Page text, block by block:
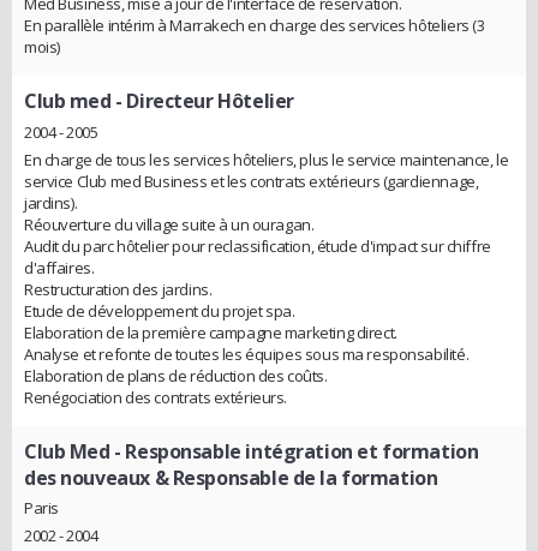
En parallèle intérim à Marrakech en charge des services hôteliers (3
mois)
Club med - Directeur Hôtelier
2004 - 2005
En charge de tous les services hôteliers, plus le service maintenance, le
service Club med Business et les contrats extérieurs (gardiennage,
jardins).
Réouverture du village suite à un ouragan.
Audit du parc hôtelier pour reclassification, étude d'impact sur chiffre
d'affaires.
Restructuration des jardins.
Etude de développement du projet spa.
Elaboration de la première campagne marketing direct.
Analyse et refonte de toutes les équipes sous ma responsabilité.
Elaboration de plans de réduction des coûts.
Renégociation des contrats extérieurs.
Club Med - Responsable intégration et formation
des nouveaux & Responsable de la formation
Paris
2002 - 2004